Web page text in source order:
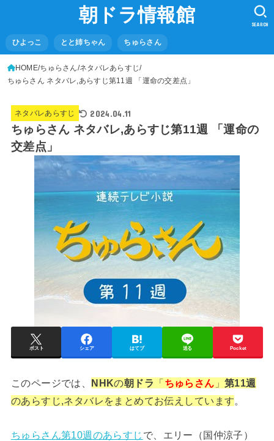
朝ドラ情報館
ひよっこ とと姉ちゃん ちゅらさん
SEARCH
HOME ちゅらさん ネタバレあらすじ
ちゅらさん ネタバレ,あらすじ第11週 「運命の交差点」
ネタバレあらすじ 2024.04.11
ちゅらさん ネタバレ,あらすじ第11週 「運命の
交差点」
ポスト シェア はてブ 送る Pocket
このページでは、 NHKの朝ドラ 「 ちゅらさん 」第11週
のあらすじ,ネタバレをまとめてお伝えしています。
ちゅらさん第10週のあらすじ で、エリー（国仲涼子）